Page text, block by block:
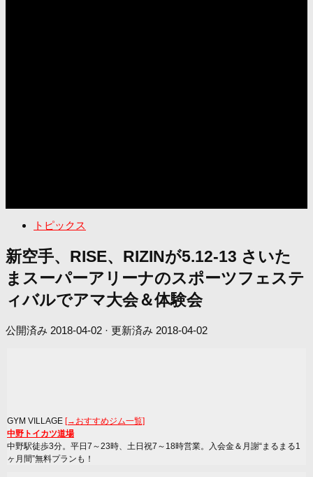
トピックス
新空手、RISE、RIZINが5.12-13 さいた
まスーパーアリーナのスポーツフェステ
ィバルでアマ大会＆体験会
公開済み 2018-04-02 · 更新済み 2018-04-02
GYM VILLAGE [→おすすめジム一覧]
中野トイカツ道場
中野駅徒歩3分。平日7～23時、土日祝7～18時営業。入会金＆月謝“まるまる1
ヶ月間”無料プランも！